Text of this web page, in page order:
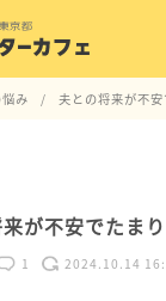
み 夫との将来が不
が不安でたま
1 2024.10.14